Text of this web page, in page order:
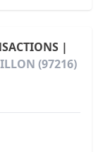
|
(97216)